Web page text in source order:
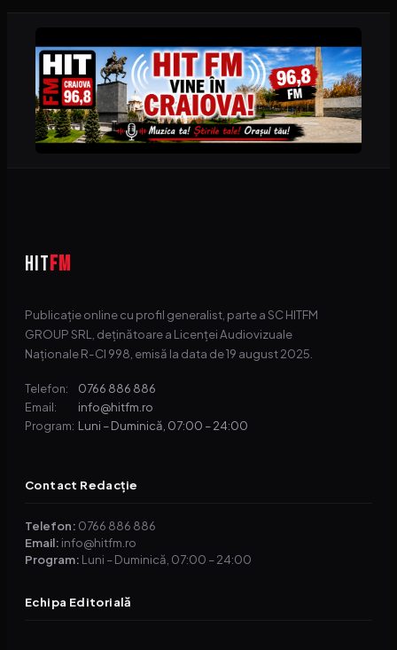
HITFM
Publicație online cu profil generalist, parte a SC HITFM
GROUP SRL, deținătoare a Licenței Audiovizuale
Naționale R-CI 998, emisă la data de 19 august 2025.
Telefon: 0766 886 886
Email: info@hitfm.ro
Program: Luni – Duminică, 07:00 – 24:00
Contact Redacție
Telefon: 0766 886 886
Email: info@hitfm.ro
Program: Luni – Duminică, 07:00 – 24:00
Echipa Editorială